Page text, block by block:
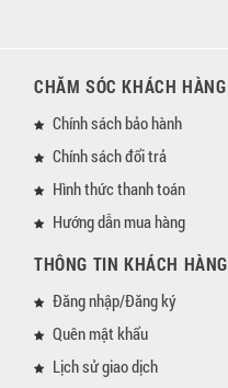
CHĂM SÓC KHÁCH HÀNG
Chính sách bảo hành
Chính sách đổi trả
Hình thức thanh toán
Hướng dẫn mua hàng
THÔNG TIN KHÁCH HÀNG
Đăng nhập/Đăng ký
Quên mật khẩu
Lịch sử giao dịch